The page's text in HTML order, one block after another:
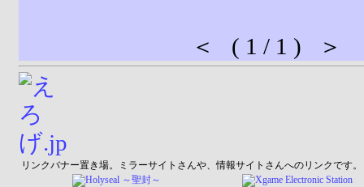
＜ ( 1 / 1 ) ＞
リンクバナー置き場。ミラーサイトさんや、情報サイトさんへのリンクです。